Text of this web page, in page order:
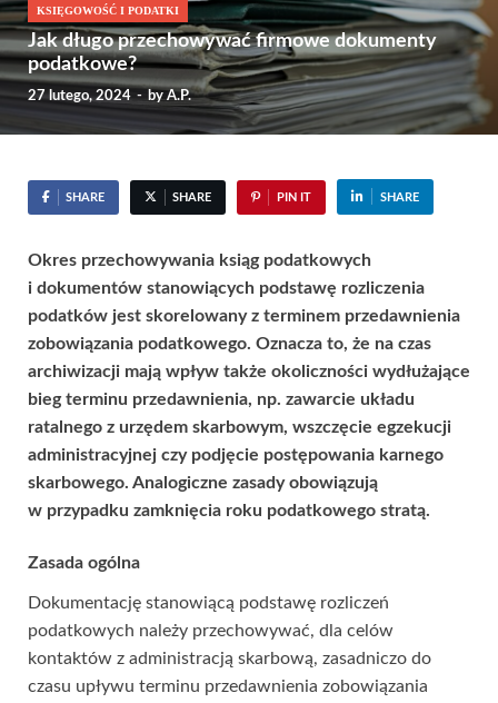
KSIĘGOWOŚĆ I PODATKI
Jak długo przechowywać firmowe dokumenty
podatkowe?
27 lutego, 2024 - by A.P.
SHARE SHARE PIN IT SHARE
Okres przechowywania ksiąg podatkowych
i dokumentów stanowiących podstawę rozliczenia
podatków jest skorelowany z terminem przedawnienia
zobowiązania podatkowego. Oznacza to, że na czas
archiwizacji mają wpływ także okoliczności wydłużające
bieg terminu przedawnienia, np. zawarcie układu
ratalnego z urzędem skarbowym, wszczęcie egzekucji
administracyjnej czy podjęcie postępowania karnego
skarbowego. Analogiczne zasady obowiązują
w przypadku zamknięcia roku podatkowego stratą.
Zasada ogólna
Dokumentację stanowiącą podstawę rozliczeń
podatkowych należy przechowywać, dla celów
kontaktów z administracją skarbową, zasadniczo do
czasu upływu terminu przedawnienia zobowiązania